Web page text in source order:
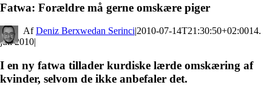
Fatwa: Forældre må gerne omskære piger
By Deniz Berxwedan Serinci|2010-07-14T21:30:50+02:0014.
juli 2010|
I en ny fatwa tillader kurdiske lærde omskæring af
kvinder, selvom de ikke anbefaler det.